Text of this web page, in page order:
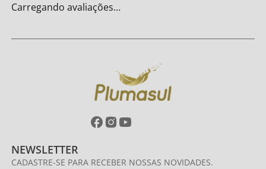
Carregando avaliações…
NEWSLETTER
CADASTRE-SE PARA RECEBER NOSSAS NOVIDADES.